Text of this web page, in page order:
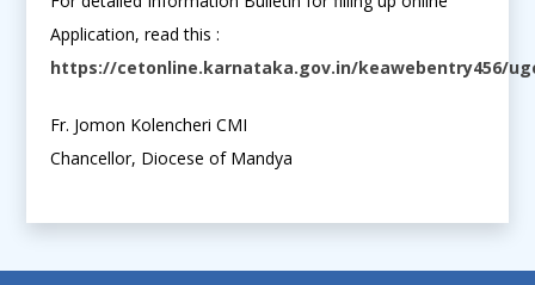
Application, read this :
https://cetonline.karnataka.gov.in/keawebentry456/
Fr. Jomon Kolencheri CMI
Chancellor, Diocese of Mandya